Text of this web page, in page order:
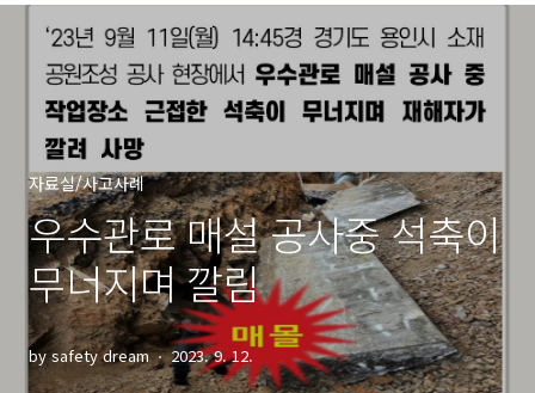
자료실/사고사례
우수관로 매설 공사중 석축이
무너지며 깔림
by safety dream 2023. 9. 12.